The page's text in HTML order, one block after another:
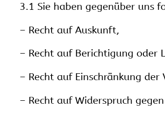
3.1 Sie haben gegenüber uns
– Recht auf Auskunft,
– Recht auf Berichtigung oder
– Recht auf Einschränkung der
– Recht auf Widerspruch